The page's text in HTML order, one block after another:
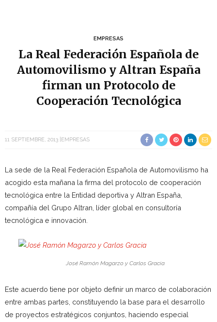
EMPRESAS
La Real Federación Española de
Automovilismo y Altran España
firman un Protocolo de
Cooperación Tecnológica
11 SEPTIEMBRE, 2013 EMPRESAS
La sede de la Real Federación Española de Automovilismo ha
acogido esta mañana la firma del protocolo de cooperación
tecnológica entre la Entidad deportiva y Altran España,
compañía del Grupo Altran, líder global en consultoría
tecnológica e innovación.
José Ramón Magarzo y Carlos Gracia
Este acuerdo tiene por objeto definir un marco de colaboración
entre ambas partes, constituyendo la base para el desarrollo
de proyectos estratégicos conjuntos, haciendo especial